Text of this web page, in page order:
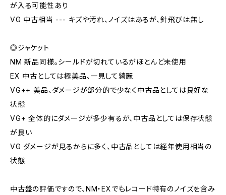
が入る可能性あり
VG 中古相当 --- キズや汚れ、ノイズはあるが、針飛びは無し
◎ジャケット
NM 新品同様。シールドが切れているがほとんど未使用
EX 中古としては極美品、一見して綺麗
VG++ 美品、ダメージが部分的で少なく中古品としては良好な
状態
VG+ 全体的にダメージが多少有るが、中古品としては保存状態
が良い
VG ダメージが見るからに多く、中古品としては経年使用相当の
状態
中古盤の評価ですので、NM・EXでもレコード特有のノイズを含み